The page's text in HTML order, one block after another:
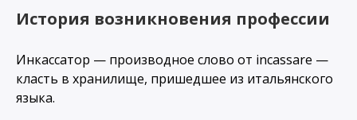
История возникновения профессии
Инкассатор — производное слово от incassare —
класть в хранилище, пришедшее из итальянского
языка.